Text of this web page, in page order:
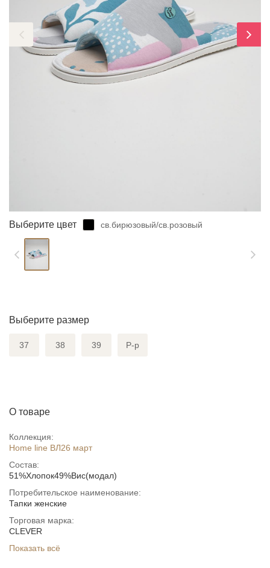
Выберите цвет св.бирюзовый/св.розовый
Выберите размер
37 38 39 Р-р
О товаре
Коллекция:
Home line ВЛ26 март
Состав:
51%Хлопок49%Вис(модал)
Потребительское наименование:
Тапки женские
Торговая марка:
CLEVER
Показать всё